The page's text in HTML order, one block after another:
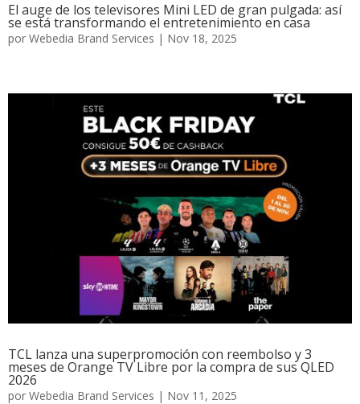
El auge de los televisores Mini LED de gran pulgada: así
se está transformando el entretenimiento en casa
por Webedia Brand Services | Nov 18, 2025
TCL lanza una superpromoción con reembolso y 3
meses de Orange TV Libre por la compra de sus QLED
2026
por Webedia Brand Services | Nov 11, 2025